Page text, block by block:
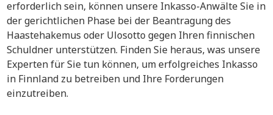
erforderlich sein, können unsere Inkasso-Anwälte Sie in
der gerichtlichen Phase bei der Beantragung des
Haastehakemus oder Ulosotto gegen Ihren finnischen
Schuldner unterstützen. Finden Sie heraus, was unsere
Experten für Sie tun können, um erfolgreiches Inkasso
in Finnland zu betreiben und Ihre Forderungen
einzutreiben.